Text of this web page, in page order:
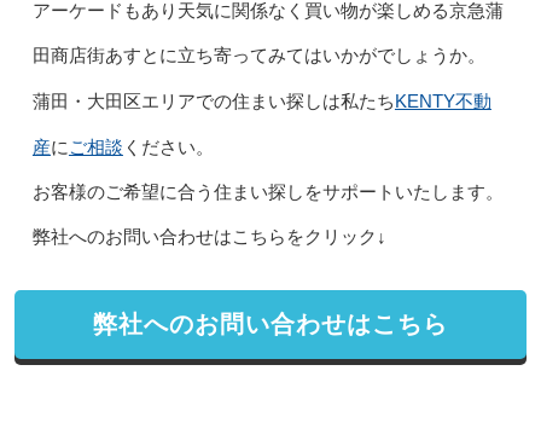
アーケードもあり天気に関係なく買い物が楽しめる京急蒲
田商店街あすとに立ち寄ってみてはいかがでしょうか。
蒲田・大田区エリアでの住まい探しは私たちKENTY不動
産にご相談 ください。
お客様のご希望に合う住まい探しをサポートいたします。
弊社へのお問い合わせはこちらをクリック↓
弊社へのお問い合わせはこちら